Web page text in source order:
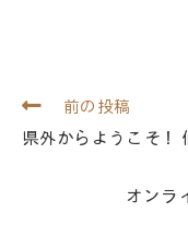
前の投稿
県外からようこそ！
オンラ